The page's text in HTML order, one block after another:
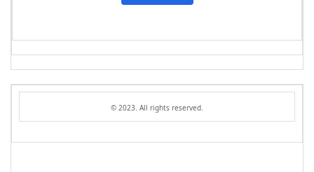
© 2023. All rights reserved.